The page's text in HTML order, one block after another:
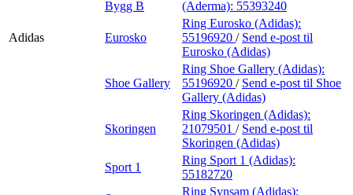
Bygg B
(Aderma): 55393240
Adidas Eurosko
Ring Eurosko (Adidas):
55196920 / Send e-post til
Eurosko (Adidas)
Shoe Gallery
Ring Shoe Gallery (Adidas):
55196920 / Send e-post til Shoe
Gallery (Adidas)
Skoringen
Ring Skoringen (Adidas):
21079501 / Send e-post til
Skoringen (Adidas)
Sport 1
Ring Sport 1 (Adidas):
55182720
Ring Synsam (Adidas):